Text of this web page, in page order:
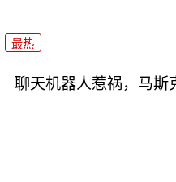
最热
聊天机器人惹祸，马斯